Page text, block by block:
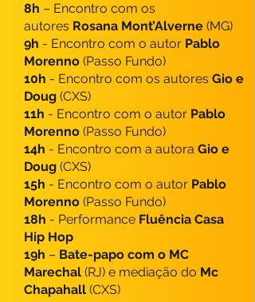
8h – Encontro com os
autores Rosana Mont’Alverne (MG)
9h - Encontro com o autor Pablo
Morenno (Passo Fundo)
10h - Encontro com os autores Gio e
Doug (CXS)
11h - Encontro com o autor Pablo
Morenno (Passo Fundo)
14h - Encontro com a autora Gio e
Doug (CXS)
15h - Encontro com o autor Pablo
Morenno (Passo Fundo)
18h - Performance Fluência Casa
Hip Hop
19h – Bate-papo com o MC
Marechal (RJ) e mediação do Mc
Chapahall (CXS)